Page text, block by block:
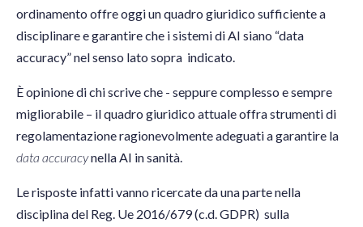
ordinamento offre oggi un quadro giuridico sufficiente a
disciplinare e garantire che i sistemi di AI siano “data
accuracy” nel senso lato sopra indicato.
È opinione di chi scrive che - seppure complesso e sempre
migliorabile – il quadro giuridico attuale offra strumenti di
regolamentazione ragionevolmente adeguati a garantire la
data accuracynella AI in sanità.
Le risposte infatti vanno ricercate da una parte nella
disciplina del Reg. Ue 2016/679 (c.d. GDPR) sulla